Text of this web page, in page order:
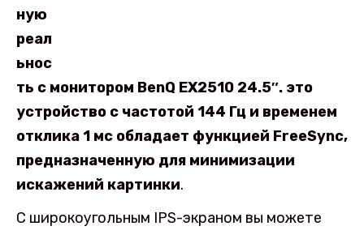
ную
реал
ьнос
ть с монитором BenQ EX2510 24.5″. это
устройство с частотой 144 Гц и временем
отклика 1 мс обладает функцией FreeSync,
предназначенную для минимизации
искажений картинки.
С широкоугольным IPS-экраном вы можете